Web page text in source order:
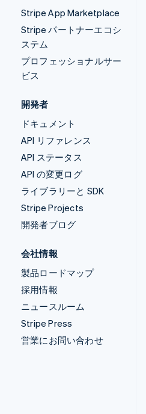
Stripe App Marketplace
Stripe パートナーエコシ
ステム
プロフェッショナルサー
ビス
開発者
ドキュメント
API リファレンス
API ステータス
API の変更ログ
ライブラリーと SDK
Stripe Projects
開発者ブログ
会社情報
製品ロードマップ
採用情報
ニュースルーム
Stripe Press
営業にお問い合わせ